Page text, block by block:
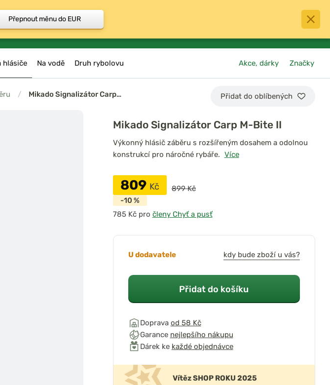
0
košík
hlásiče Na vodě Druh rybolovu Akce, dárky Značky
/ Mikado Signalizátor Carp… Přidat do oblíbených
Mikado Signalizátor Carp M-Bite II
Výkonný hlásič záběru s rozšířeným dosahem a odolnou
konstrukcí pro náročné rybáře. Více
809 Kč
899 Kč
-10 %
pro členy Chyť a pusť
U dodavatele kdy bude zboží u vás?
Přidat do košíku
Doprava od 58 Kč
Garance nejlepšího nákupu
Dárek ke každé objednávce
Vítěz SHOP ROKU 2025
Přepnout měnu do EUR